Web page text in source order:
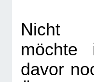
Nicht
davor